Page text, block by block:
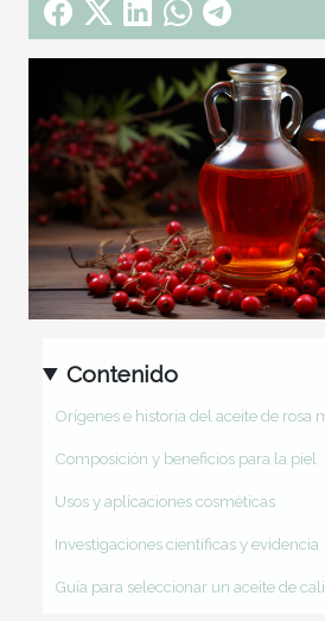
Contenido
Orígenes e historia del aceite de rosa
Composición y beneficios para la piel
Usos y aplicaciones cosméticas
Investigaciones científicas y evidencia
Guía para seleccionar un aceite de